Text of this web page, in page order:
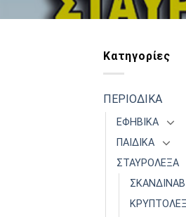
Κατηγορίες
ΠΕΡΙΟΔΙΚΑ
ΕΦΗΒΙΚΑ
ΠΑΙΔΙΚΑ
ΣΤΑΥΡΟΛΕΞΑ